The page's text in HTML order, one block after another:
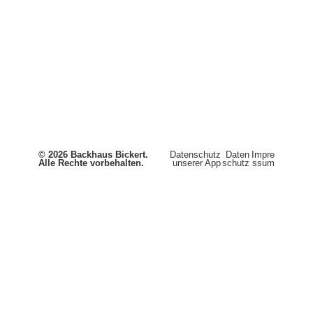
© 2026 Backhaus Bickert.
Alle Rechte vorbehalten.
Datenschutz
unserer App
Daten
schutz
Impre
ssum